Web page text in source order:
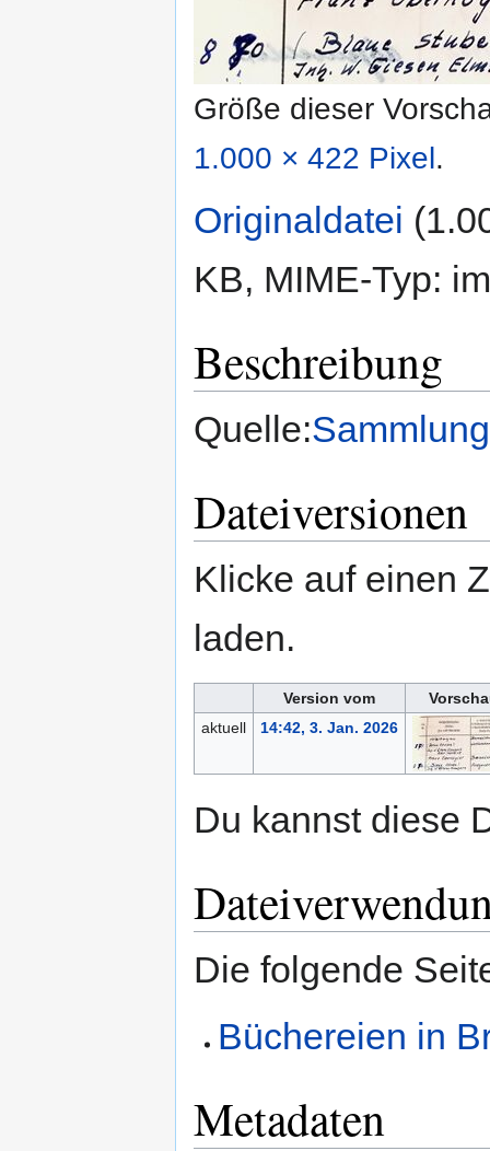
Größe dieser
1.000 × 422 Pixel.
Originaldatei
KB, MIME-Typ:
Beschreibung
Quelle:
Dateiversionen
Klicke auf einen
laden.
Version vom
aktuell
14:42, 3. Jan. 2026
Du kannst diese
Die folgende
Büchereien in
Metadaten